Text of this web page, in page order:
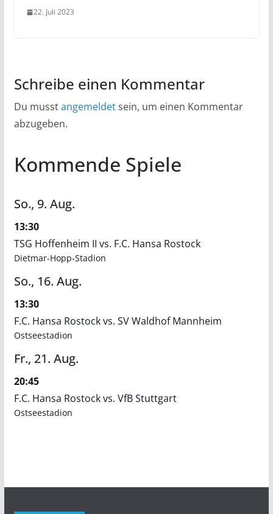
22. Juli 2023
Schreibe einen Kommentar
Du musstangemeldetsein, um einen Kommentar
abzugeben.
Kommende Spiele
So., 9. Aug.
13:30
TSG Hoffenheim II vs. F.C. Hansa Rostock
Dietmar-Hopp-Stadion
So., 16. Aug.
13:30
F.C. Hansa Rostock vs. SV Waldhof Mannheim
Ostseestadion
Fr., 21. Aug.
20:45
F.C. Hansa Rostock vs. VfB Stuttgart
Ostseestadion